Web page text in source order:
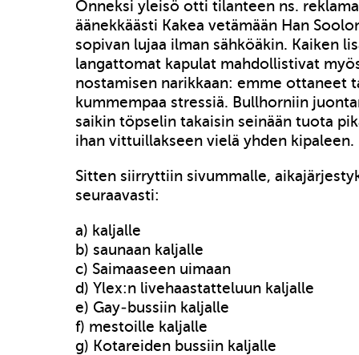
Onneksi yleisö otti tilanteen ns.
äänekkäästi Kakea vetämään Han
sopivan lujaa ilman sähköäkin. Kaiken
langattomat kapulat mahdollistivat
nostamisen narikkaan: emme ottaneet
kummempaa stressiä. Bullhorniin
saikin töpselin takaisin seinään tuota
ihan vittuillakseen vielä yhden kipaleen.
Sitten siirryttiin sivummalle,
seuraavasti:
a) kaljalle
b) saunaan kaljalle
c) Saimaaseen uimaan
d) Ylex:n livehaastatteluun kaljalle
e) Gay-bussiin kaljalle
f) mestoille kaljalle
g) Kotareiden bussiin kaljalle